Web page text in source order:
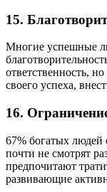
15.
Многие успешные
ответственность,
своего успеха,
16.
67% богатых людей
почти не смотрят
предпочитают
развивающие